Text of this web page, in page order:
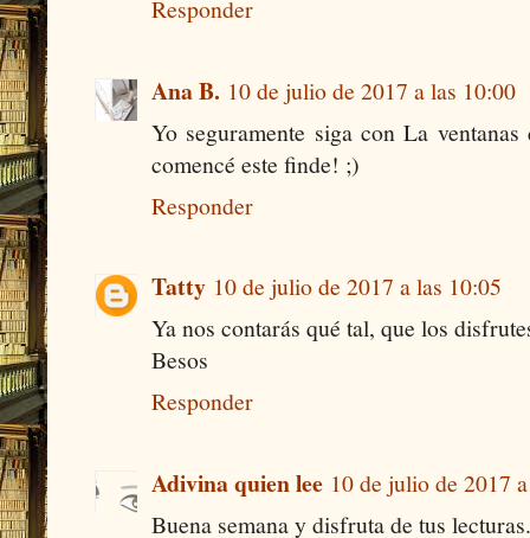
Responder
Ana B. 10 de julio de 2017 a las 10:00
Yo seguramente siga con La
comencé este finde! ;)
Responder
Tatty 10 de julio de 2017 a las 10:05
Ya nos contarás qué tal, que los
Besos
Responder
Adivina quien lee 10 de julio de 2017
Buena semana y disfruta de tus lecturas.